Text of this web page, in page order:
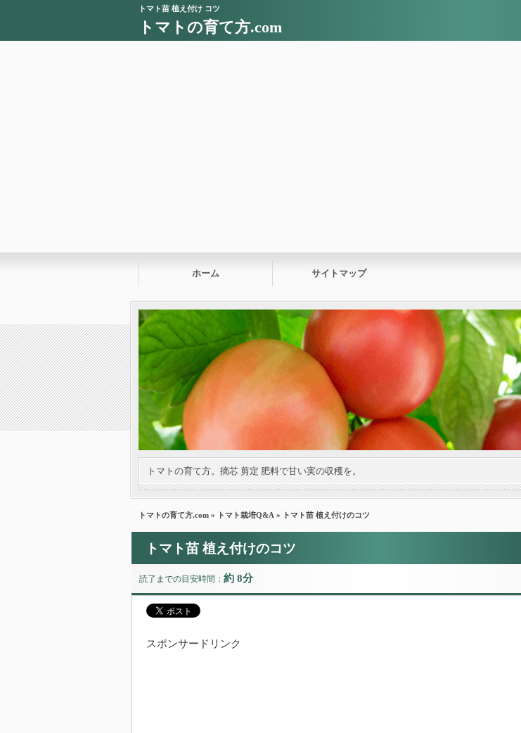
トマト苗 植え付け コツ
トマトの育て方.com
ホーム サイトマップ
トマトの育て方。摘芯 剪定 肥料で甘い実の収穫を。
トマトの育て方.com » トマト栽培Q&A » トマト苗 植え付けのコツ
トマト苗 植え付けのコツ
読了までの目安時間： 約 8分
スポンサードリンク